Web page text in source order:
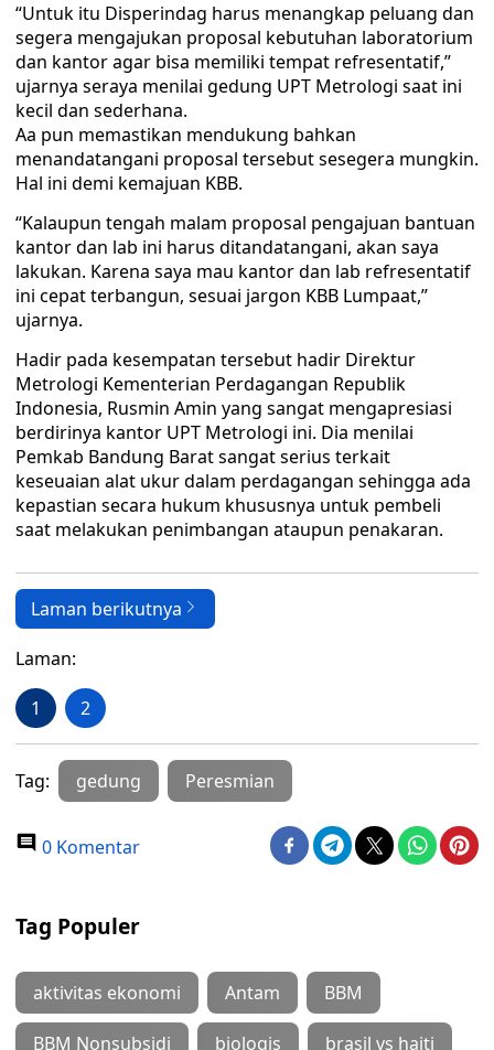
“Untuk itu Disperindag harus menangkap peluang dan
segera mengajukan proposal kebutuhan laboratorium
dan kantor agar bisa memiliki tempat refresentatif,”
ujarnya seraya menilai gedung UPT Metrologi saat ini
kecil dan sederhana.
Aa pun memastikan mendukung bahkan
menandatangani proposal tersebut sesegera mungkin.
Hal ini demi kemajuan KBB.
“Kalaupun tengah malam proposal pengajuan bantuan
kantor dan lab ini harus ditandatangani, akan saya
lakukan. Karena saya mau kantor dan lab refresentatif
ini cepat terbangun, sesuai jargon KBB Lumpaat,”
ujarnya.
Hadir pada kesempatan tersebut hadir Direktur
Metrologi Kementerian Perdagangan Republik
Indonesia, Rusmin Amin yang sangat mengapresiasi
berdirinya kantor UPT Metrologi ini. Dia menilai
Pemkab Bandung Barat sangat serius terkait
keseuaian alat ukur dalam perdagangan sehingga ada
kepastian secara hukum khususnya untuk pembeli
saat melakukan penimbangan ataupun penakaran.
Laman berikutnya
Laman:
1 2
Tag: gedung Peresmian
0 Komentar
Tag Populer
aktivitas ekonomi Antam BBM
BBM Nonsubsidi biologis brasil vs haiti